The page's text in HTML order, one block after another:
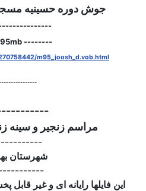
جوش دوره حسینیه
-------- 95mb --------
m95_joosh_d.vob.html
مراسم زنجیر و سینه
شهرستان
این فایلها رایانه ای و غیر